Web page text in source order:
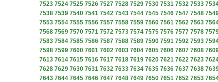
7523 7524 7525 7526 7527 7528 7529 7530 7531 7532 7533
7538 7539 7540 7541 7542 7543 7544 7545 7546 7547 7548
7553 7554 7555 7556 7557 7558 7559 7560 7561 7562 7563
7568 7569 7570 7571 7572 7573 7574 7575 7576 7577 7578
7583 7584 7585 7586 7587 7588 7589 7590 7591 7592 7593
7598 7599 7600 7601 7602 7603 7604 7605 7606 7607 7608
7613 7614 7615 7616 7617 7618 7619 7620 7621 7622 7623
7628 7629 7630 7631 7632 7633 7634 7635 7636 7637 7638
7643 7644 7645 7646 7647 7648 7649 7650 7651 7652 7653